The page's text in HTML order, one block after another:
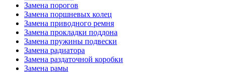
Замена порогов
Замена поршневых колец
Замена приводного ремня
Замена прокладки поддона
Замена пружины подвески
Замена радиатора
Замена раздаточной коробки
Замена рамы